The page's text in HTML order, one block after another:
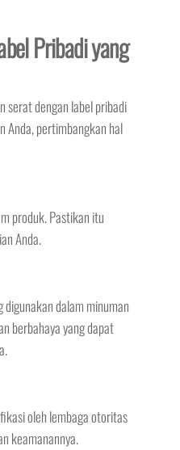
Pribadi yang
serat dengan label pribadi
Anda, pertimbangkan hal
produk. Pastikan itu
Anda.
dalam minuman
berbahaya yang dapat
oleh lembaga otoritas
keamanannya.